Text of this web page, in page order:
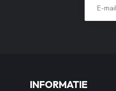
INFORMATIE